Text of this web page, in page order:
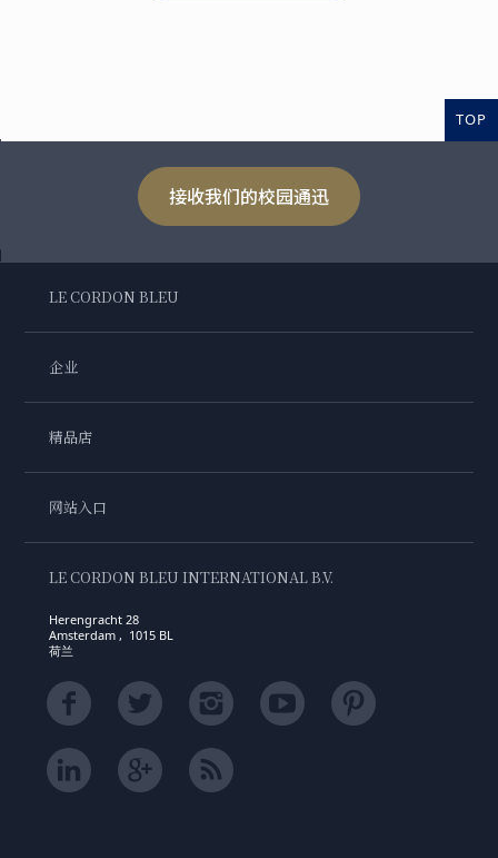
TOP
接收我们的校园通迅
LE CORDON BLEU
企业
精品店
网站入口
LE CORDON BLEU INTERNATIONAL B.V.
Herengracht 28
Amsterdam , 1015 BL
荷兰